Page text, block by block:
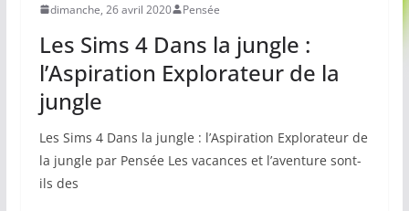
dimanche, 26 avril 2020 Pensée
Les Sims 4 Dans la jungle :
l’Aspiration Explorateur de la
jungle
Les Sims 4 Dans la jungle : l’Aspiration Explorateur de
la jungle par Pensée Les vacances et l’aventure sont-
ils des